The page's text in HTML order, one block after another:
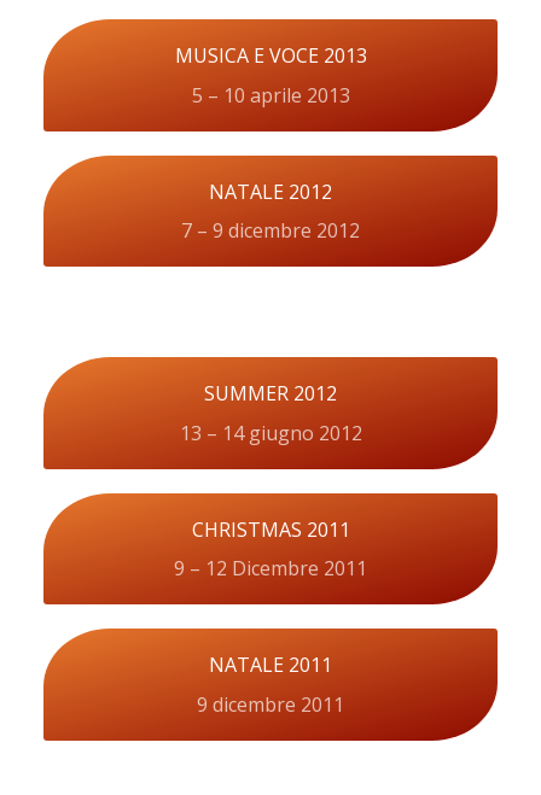
MUSICA E VOCE 2013
5 – 10 aprile 2013
NATALE 2012
7 – 9 dicembre 2012
SUMMER 2012
13 – 14 giugno 2012
CHRISTMAS 2011
9 – 12 Dicembre 2011
NATALE 2011
9 dicembre 2011